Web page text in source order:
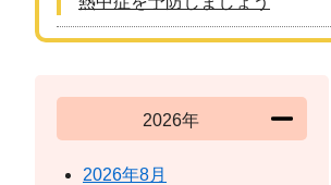
2026年
2026年8月